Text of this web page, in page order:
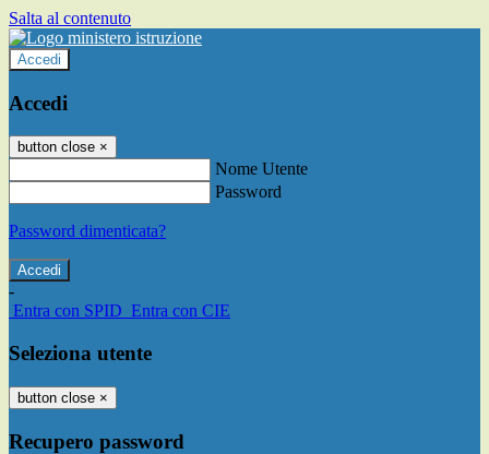
Salta al contenuto
Accedi
Accedi
button close ×
Nome Utente
Password
Password dimenticata?
-
Entra con SPID Entra con CIE
Seleziona utente
button close ×
Recupero password